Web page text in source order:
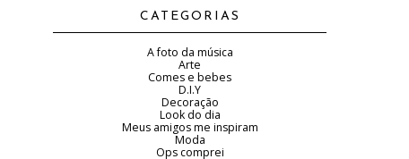
CATEGORIAS
A foto da música
Arte
Comes e bebes
D.I.Y
Decoração
Look do dia
Meus amigos me inspiram
Moda
Ops comprei